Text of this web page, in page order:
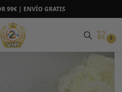
99€ | ENVÍO GRATIS
0